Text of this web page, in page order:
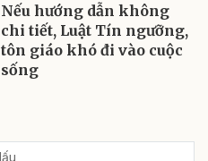
Nếu hướng dẫn không
chi tiết, Luật Tín ngưỡng,
tôn giáo khó đi vào cuộc
sống